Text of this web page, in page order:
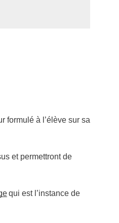
formulé à l’élève sur sa
et permettront de
qui est l’instance de